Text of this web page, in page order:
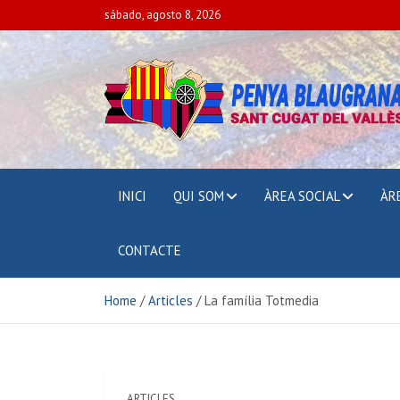
sábado, agosto 8, 2026
PENYA BLAUGRANA
SANT CUGAT DEL VALLÈS
INICI QUI SOM ÀREA SOCIAL
CONTACTE
Home Articles La família Totmedia